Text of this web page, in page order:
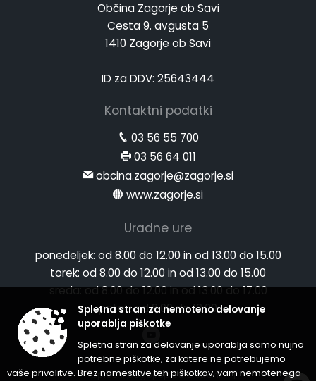
Občina Zagorje ob Savi
Cesta 9. avgusta 5
1410 Zagorje ob Savi
ID za DDV: 25643444
Kontaktni podatki
03 56 55 700
03 56 64 011
obcina.zagorje@zagorje.si
www.zagorje.si
Uradne ure
ponedeljek: od 8.00 do 12.00 in od 13.00 do 15.00
torek: od 8.00 do 12.00 in od 13.00 do 15.00
sreda:od 8.00 do 12.00 in od 13.00 do 17.00
petek:od 8.00 do 12.00
Splošni pogoji spletne strani |
Spletna stran za nemoteno delovanje
uporablja piškotke
Spletna stran za delovanje uporablja samo nujno
potrebne piškotke, za katere ne potrebujemo
vaše privolitve. Brez namestitve teh piškotkov, vam nemotenega